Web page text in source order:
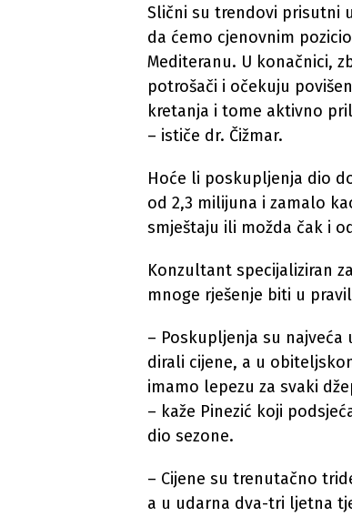
Slični su trendovi prisutni
da ćemo cjenovnim
Mediteranu. U konačnici,
potrošači i očekuju
kretanja i tome aktivno
– ističe dr. Čižmar.
Hoće li poskupljenja dio
od 2,3 milijuna i zamalo
smještaju ili možda čak i
Konzultant specijaliziran
mnoge rješenje biti u
– Poskupljenja su
dirali cijene, a u
imamo lepezu za svaki
– kaže Pinezić koji
dio sezone.
– Cijene su trenutačno
a u udarna dva-tri ljetna